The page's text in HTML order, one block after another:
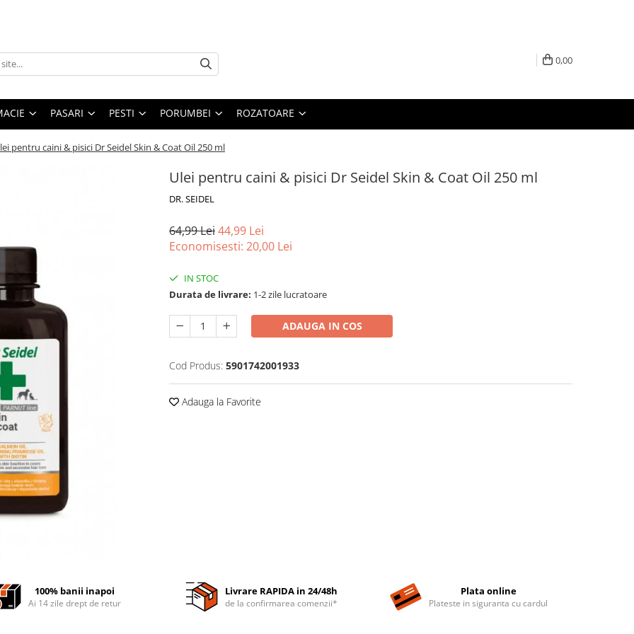
0,00
PASARI PESTI PORUMBEI ROZATOARE
pentru caini & pisici Dr Seidel Skin & Coat Oil 250 ml
Ulei pentru caini & pisici Dr Seidel Skin & Coat Oil 250 ml
DR. SEIDEL
64,99 Lei44,99 Lei
Economisesti: 20,00 Lei
IN STOC
Durata de livrare: 1-2 zile lucratoare
ADAUGA IN COS
Cod Produs: 5901742001933
Adauga la Favorite
100% banii inapoi
Ai 14 zile drept de retur
Livrare RAPIDA in 24/48h
de la confirmarea comenzii*
Plata online
Plateste in siguranta cu cardul